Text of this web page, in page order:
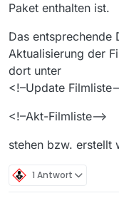
Paket enthalten ist.
Das entsprechende
Aktualisierung der
dort unter
<!–Update
<!–Akt-Filmliste–>
stehen bzw. erstellt
1 Antwort